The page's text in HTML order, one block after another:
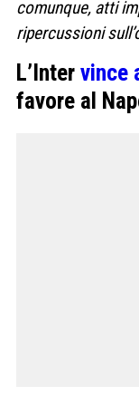
comunque, atti
ripercussioni
L’Inter vince
favore al